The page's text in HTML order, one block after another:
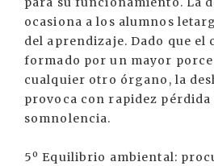
ocasiona a los alumnos
del aprendizaje. Dado que el
formado por un mayor
cualquier otro órgano, la
provoca con rapidez pérdida
somnolencia.
5º Equilibrio ambiental: